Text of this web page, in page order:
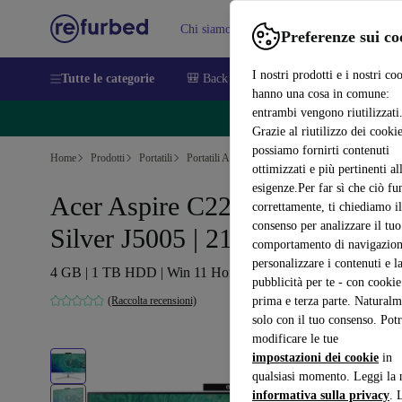
Preferenze sui
I nostri prodotti e i nostri
hanno una cosa in comune:
entrambi vengono riutilizzati.
Grazie al riutilizzo dei
possiamo fornirti contenuti
ottimizzati e più pertinenti
esigenze.Per far sì che ciò
correttamente, ti chiediamo il
consenso per analizzare il tuo
comportamento di
personalizzare i contenuti e la
pubblicità per te - con
prima e terza parte.
solo con il tuo consenso.
modificare le tue
impostazioni dei cookie in
qualsiasi momento. Leggi la
informativa sulla privacy.
Chi siamo Vendere Assistenza
Tutte le categorie 🎒 Back to school Smartphone
🔥
Home Prodotti Portatili Portatili Acer
Acer Aspire C22-820 | Pentium
Silver J5005 | 21.5"
4 GB | 1 TB HDD | Win 11 Home | International English
(Raccolta recensioni)